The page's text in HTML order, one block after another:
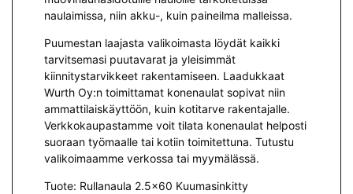
naulaimissa, niin akku-, kuin paineilma malleissa.
Puumestan laajasta valikoimasta löydät kaikki
tarvitsemasi puutavarat ja yleisimmät
kiinnitystarvikkeet rakentamiseen. Laadukkaat
Wurth Oy:n toimittamat konenaulat sopivat niin
ammattilaiskäyttöön, kuin kotitarve rakentajalle.
Verkkokaupastamme voit tilata konenaulat helposti
suoraan työmaalle tai kotiin toimitettuna. Tutustu
valikoimaamme verkossa tai myymälässä.
Tuote: Rullanaula 2.5×60 Kuumasinkitty